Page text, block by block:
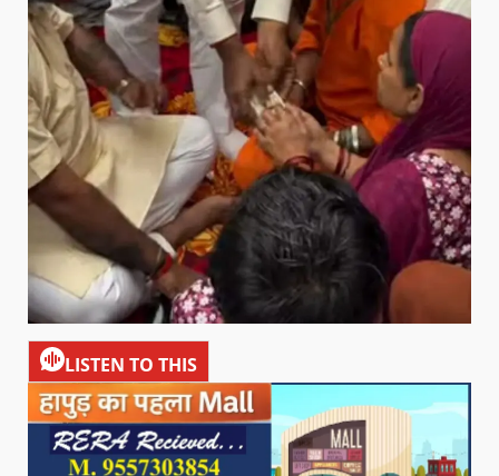
LISTEN TO THIS